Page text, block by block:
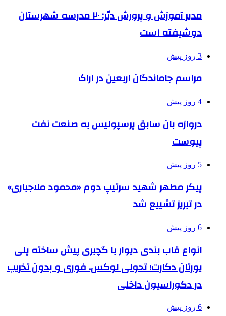
مدیر آموزش و پرورش دیّر: ۲۰ مدرسه شهرستان
دوشیفته است
3 روز پیش
مراسم جاماندگان اربعین در اراک
4 روز پیش
دروازه بان سابق پرسپولیس به صنعت نفت
پیوست
5 روز پیش
پیکر مطهر شهید سرتیپ دوم «محمود ملاجباری»
در تبریز تشییع شد
6 روز پیش
انواع قاب بندی دیوار با گچبری پیش ساخته پلی
یورتان دکارت؛ تحولی لوکس، فوری و بدون تخریب
در دکوراسیون داخلی
6 روز پیش